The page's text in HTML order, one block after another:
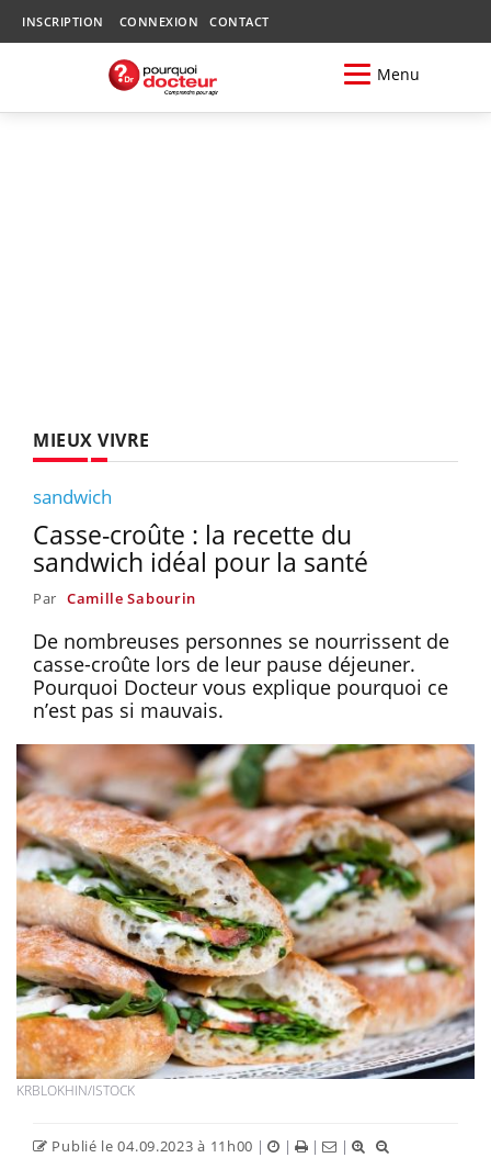
INSCRIPTION CONNEXION CONTACT
Menu
MIEUX VIVRE
sandwich
Casse-croûte : la recette du
sandwich idéal pour la santé
Par Camille Sabourin
De nombreuses personnes se nourrissent de
casse-croûte lors de leur pause déjeuner.
Pourquoi Docteur vous explique pourquoi ce
n’est pas si mauvais.
KRBLOKHIN/ISTOCK
Publié le 04.09.2023 à 11h00 | | | |